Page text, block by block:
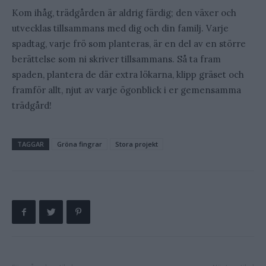
Kom ihåg, trädgården är aldrig färdig; den växer och
utvecklas tillsammans med dig och din familj. Varje
spadtag, varje frö som planteras, är en del av en större
berättelse som ni skriver tillsammans. Så ta fram
spaden, plantera de där extra lökarna, klipp gräset och
framför allt, njut av varje ögonblick i er gemensamma
trädgård!
TAGGAR Gröna fingrar Stora projekt